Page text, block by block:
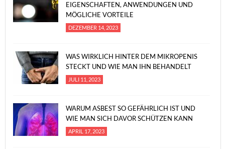
EIGENSCHAFTEN, ANWENDUNGEN UND
MÖGLICHE VORTEILE
DEZEMBER 14, 2023
WAS WIRKLICH HINTER DEM MIKROPENIS
STECKT UND WIE MAN IHN BEHANDELT
JULI 11, 2023
WARUM ASBEST SO GEFÄHRLICH IST UND
WIE MAN SICH DAVOR SCHÜTZEN KANN
APRIL 17, 2023